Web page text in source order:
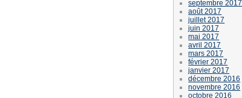
septembre 2017
août 2017
juillet 2017
juin 2017
mai 2017
avril 2017
mars 2017
février 2017
janvier 2017
décembre 2016
novembre 2016
octobre 2016